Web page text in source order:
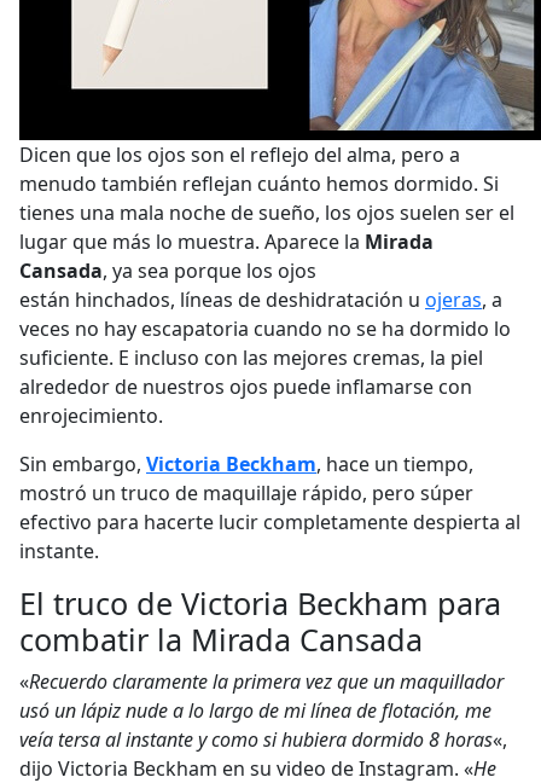
Dicen que los ojos son el reflejo del alma, pero a
menudo también reflejan cuánto hemos dormido. Si
tienes una mala noche de sueño, los ojos suelen ser el
lugar que más lo muestra. Aparece la Mirada
Cansada, ya sea porque los ojos
están hinchados, líneas de deshidratación u ojeras, a
veces no hay escapatoria cuando no se ha dormido lo
suficiente. E incluso con las mejores cremas, la piel
alrededor de nuestros ojos puede inflamarse con
enrojecimiento.
Sin embargo, Victoria Beckham, hace un tiempo,
mostró un truco de maquillaje rápido, pero súper
efectivo para hacerte lucir completamente despierta al
instante.
El truco de Victoria Beckham para
combatir la Mirada Cansada
«Recuerdo claramente la primera vez que un maquillador
usó un lápiz nude a lo largo de mi línea de flotación, me
veía tersa al instante y como si hubiera dormido 8 horas«,
dijo Victoria Beckham en su video de Instagram. «He